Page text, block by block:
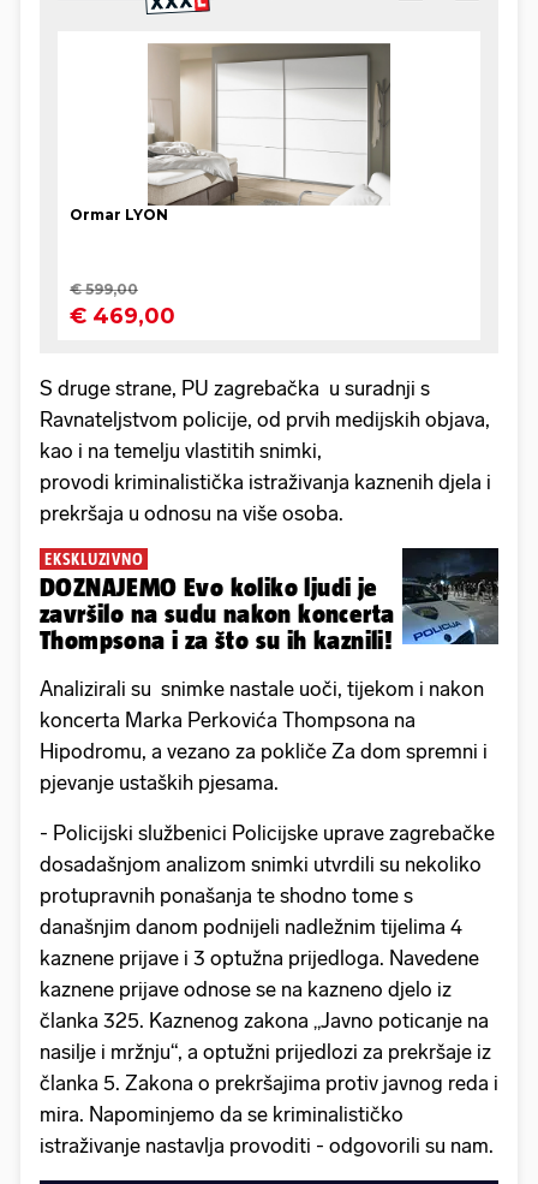
S druge strane, PU zagrebačka u suradnji s
Ravnateljstvom policije, od prvih medijskih objava,
kao i na temelju vlastitih snimki,
provodi kriminalistička istraživanja kaznenih djela i
prekršaja u odnosu na više osoba.
EKSKLUZIVNO
DOZNAJEMO Evo koliko ljudi je
završilo na sudu nakon koncerta
Thompsona i za što su ih kaznili!
Analizirali su snimke nastale uoči, tijekom i nakon
koncerta Marka Perkovića Thompsona na
Hipodromu, a vezano za pokliče Za dom spremni i
pjevanje ustaških pjesama.
- Policijski službenici Policijske uprave zagrebačke
dosadašnjom analizom snimki utvrdili su nekoliko
protupravnih ponašanja te shodno tome s
današnjim danom podnijeli nadležnim tijelima 4
kaznene prijave i 3 optužna prijedloga. Navedene
kaznene prijave odnose se na kazneno djelo iz
članka 325. Kaznenog zakona „Javno poticanje na
nasilje i mržnju“, a optužni prijedlozi za prekršaje iz
članka 5. Zakona o prekršajima protiv javnog reda i
mira. Napominjemo da se kriminalističko
istraživanje nastavlja provoditi - odgovorili su nam.